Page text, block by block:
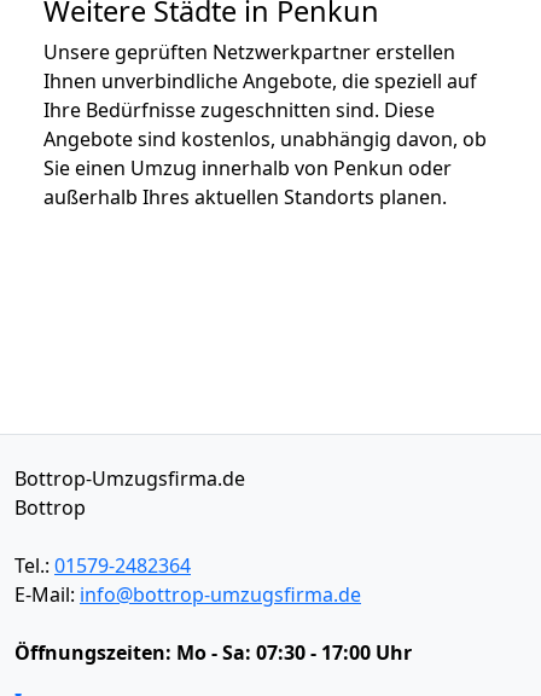
Weitere Städte in Penkun
Unsere geprüften Netzwerkpartner erstellen
Ihnen unverbindliche Angebote, die speziell auf
Ihre Bedürfnisse zugeschnitten sind. Diese
Angebote sind kostenlos, unabhängig davon, ob
Sie einen Umzug innerhalb von Penkun oder
außerhalb Ihres aktuellen Standorts planen.
Bottrop-Umzugsfirma.de
Bottrop
Tel.: 01579-2482364
E-Mail: info@bottrop-umzugsfirma.de
Öffnungszeiten: Mo - Sa: 07:30 - 17:00 Uhr